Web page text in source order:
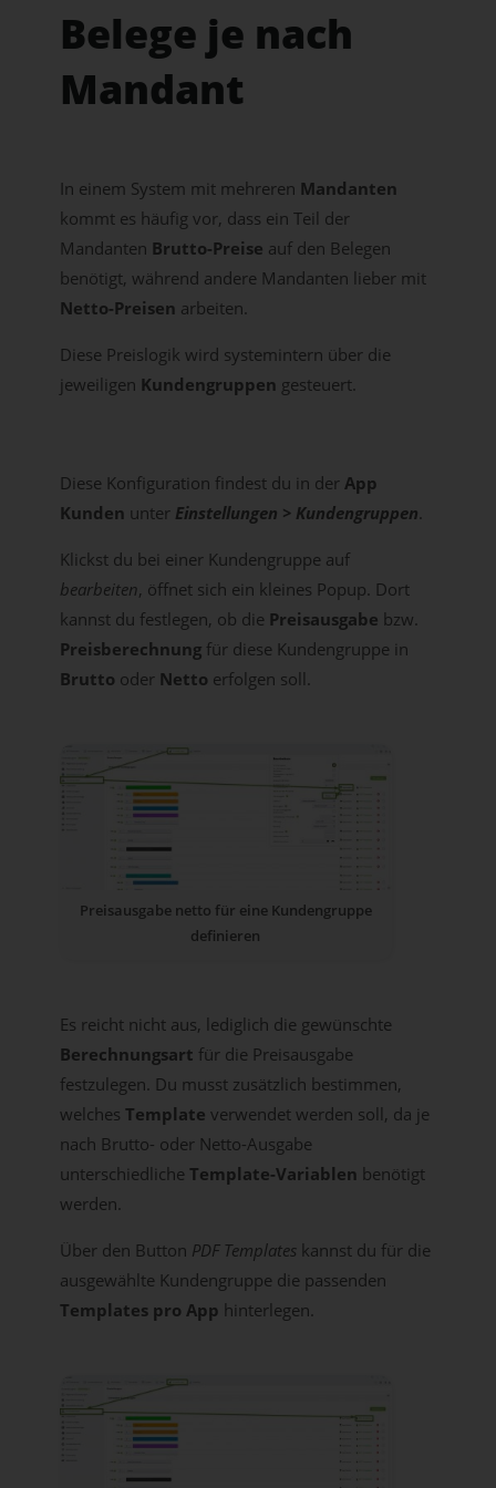
Belege je nach
Mandant
In einem System mit mehreren Mandanten
kommt es häufig vor, dass ein Teil der
Mandanten Brutto-Preise auf den Belegen
benötigt, während andere Mandanten lieber mit
Netto-Preisen arbeiten.
Diese Preislogik wird systemintern über die
jeweiligen Kundengruppen gesteuert.
Diese Konfiguration findest du in der App
Kunden unter Einstellungen > Kundengruppen.
Klickst du bei einer Kundengruppe auf
bearbeiten, öffnet sich ein kleines Popup. Dort
kannst du festlegen, ob die Preisausgabe bzw.
Preisberechnungfür diese Kundengruppe in
Brutto oder Netto erfolgen soll.
Preisausgabe netto für eine Kundengruppe
definieren
Es reicht nicht aus, lediglich die gewünschte
Berechnungsart für die Preisausgabe
festzulegen. Du musst zusätzlich bestimmen,
welches Template verwendet werden soll, da je
nach Brutto- oder Netto-Ausgabe
unterschiedliche Template-Variablen benötigt
werden.
Über den Button PDF Templates kannst du für die
ausgewählte Kundengruppe die passenden
Templates pro App hinterlegen.